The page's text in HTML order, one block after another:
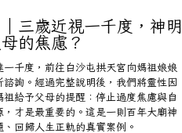
三歲近視一千度，神明
的焦慮？
千度，前往白沙屯拱天宮向媽祖娘娘
詢。經過完整說明後，我們將靈性因
給予父母的提醒：停止過度焦慮與自
才是最重要的。這是一則百年大廟神
回歸人生正軌的真實案例。